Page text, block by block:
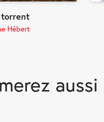
torrent
Hébert
aussi